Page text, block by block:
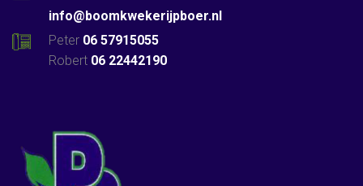
info@boomkwekerijpboer.nl
Peter 06 57915055
Robert 06 22442190